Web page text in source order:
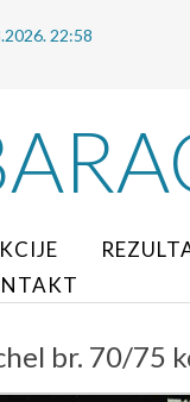
22:58
br. 70/75